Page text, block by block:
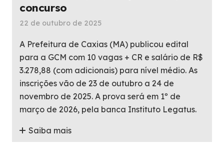
concurso
22 de outubro de 2025
A Prefeitura de Caxias (MA) publicou edital
para a GCM com 10 vagas + CR e salário de R$
3.278,88 (com adicionais) para nível médio. As
inscrições vão de 23 de outubro a 24 de
novembro de 2025. A prova será em 1º de
março de 2026, pela banca Instituto Legatus.
Saiba mais